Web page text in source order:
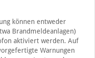
können entweder
Brandmeldeanlagen)
aktiviert werden. Auf
Warnungen